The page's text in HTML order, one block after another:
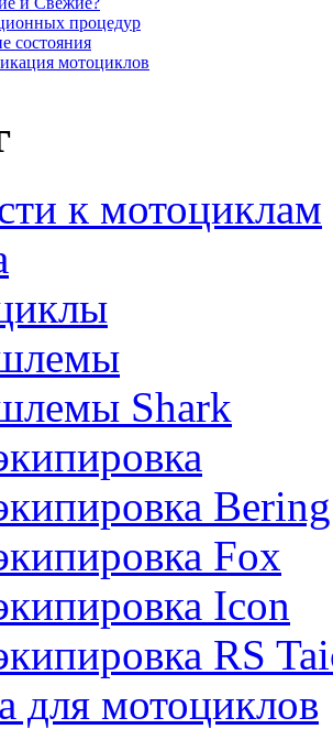
процедур
состояния
мотоциклов
к мотоциклам
Shark
Bering
Fox
Icon
RS
для мотоциклов